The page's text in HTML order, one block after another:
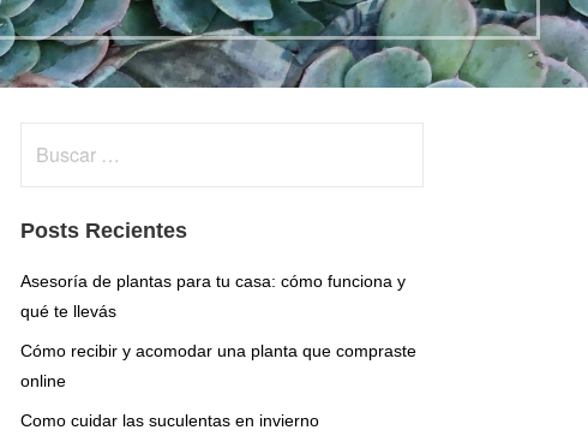
Posts Recientes
Asesoría de plantas para tu casa: cómo funciona y
qué te llevás
Cómo recibir y acomodar una planta que compraste
online
Como cuidar las suculentas en invierno